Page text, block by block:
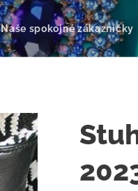
Naše spokojné zákazníčky